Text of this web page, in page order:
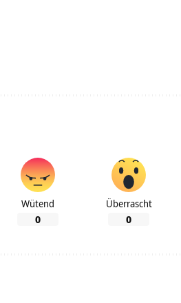
Wütend
0
Überrascht
0